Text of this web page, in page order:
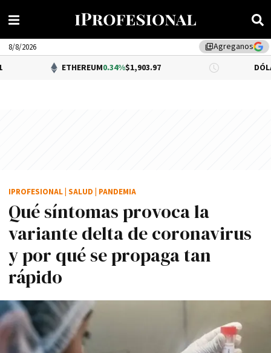
library_addAgreganos
8/8/2026
ETHEREUM0.34%$1,903.97 DÓLAR BNA
Qué síntomas provoca la
variante delta de coronavirus
y por qué se propaga tan
rápido
IPROFESIONAL SALUD PANDEMIA